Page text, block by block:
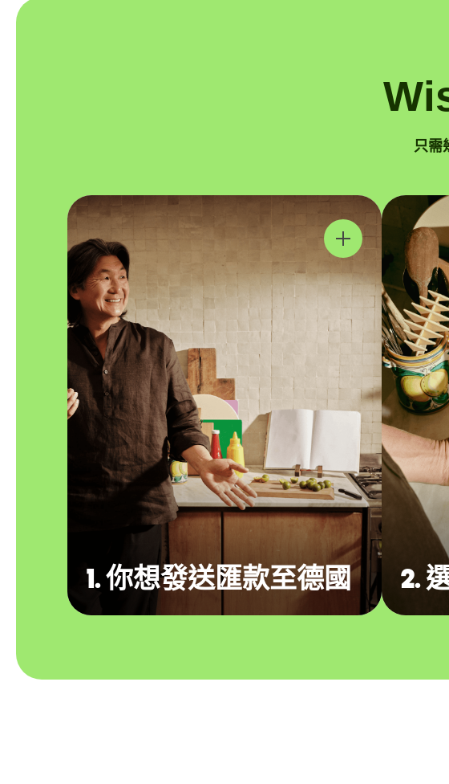
只需
1. 你想發送匯款至德國 2.